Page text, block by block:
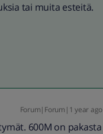
tai muita esteitä.
Forum|Forum|1 year ago
600M on pakasta